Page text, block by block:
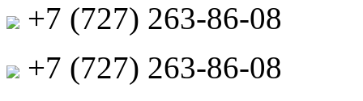
+7 (727) 263-86-08
+7 (727) 263-86-08